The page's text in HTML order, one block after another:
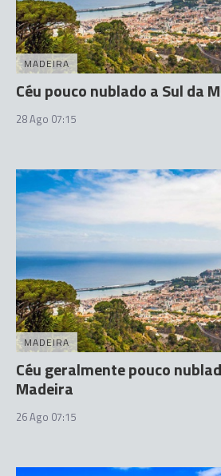
MADEIRA
Céu pouco nublado a Sul da
28 Ago 07:15
MADEIRA
Céu geralmente pouco
Madeira
26 Ago 07:15